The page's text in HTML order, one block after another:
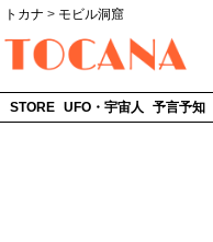
トカナ > モビル洞窟
STORE UFO・宇宙人 予言予知